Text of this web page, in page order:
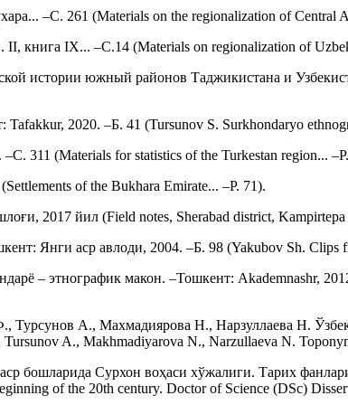
–С. 261 (Materials on the regionalization of Central
книга IX... –С.14 (Materials on regionalization of
истории южный районов Таджикистана и
2020. –Б. 41 (Tursunov S. Surkhondaryo
311 (Materials for statistics of the Turkestan region...
of the Bukhara Emirate... –P. 71).
2017 йил (Field notes, Sherabad district,
Янги аср авлоди, 2004. –Б. 98 (Yakubov Sh. Clips
– этнографик макон. –Тошкент: Akademnashr,
А., Махмадиярова Н., Нарзуллаева Н.
A., Makhmadiyarova N., Narzullaeva N.
Сурхон воҳаси хўжалиги. Тарих
of the 20th century. Doctor of Science (DSc)